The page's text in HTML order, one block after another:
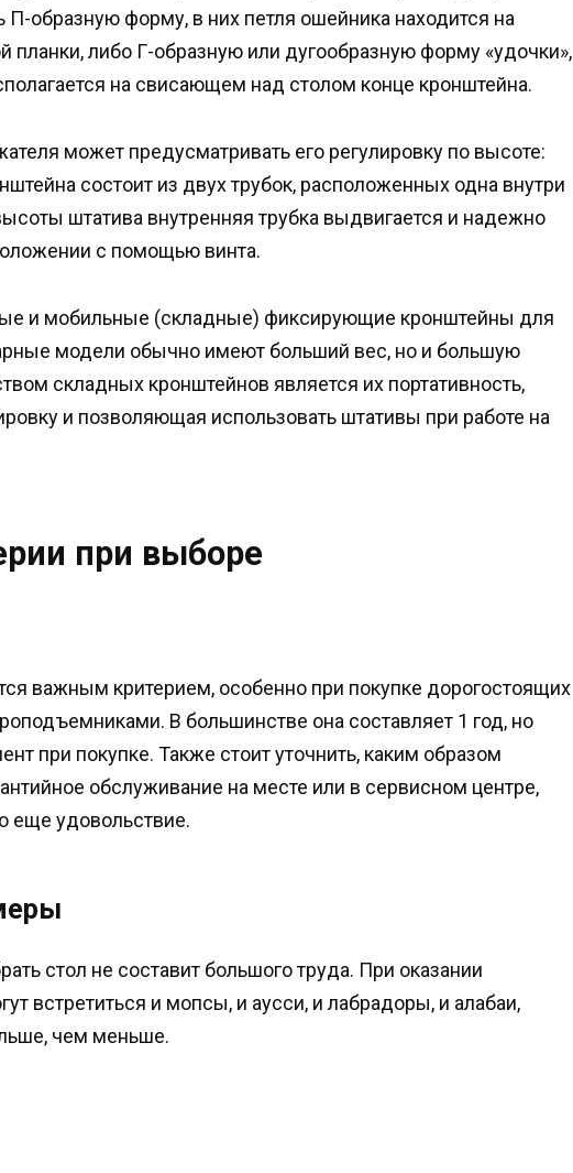
образную форму, в них петля ошейника находится на
планки, либо Г-образную или дугообразную форму «удочки»,
на свисающем над столом конце кронштейна.
может предусматривать его регулировку по высоте:
состоит из двух трубок, расположенных одна внутри
штатива внутренняя трубка выдвигается и надежно
с помощью винта.
и мобильные (складные) фиксирующие кронштейны для
модели обычно имеют больший вес, но и большую
складных кронштейнов является их портативность,
и позволяющая использовать штативы при работе на
при выборе
важным критерием, особенно при покупке дорогостоящих
В большинстве она составляет 1 год, но
при покупке. Также стоит уточнить, каким образом
обслуживание на месте или в сервисном центре,
еще удовольствие.
стол не составит большого труда. При оказании
встретиться и мопсы, и аусси, и лабрадоры, и алабаи,
чем меньше.